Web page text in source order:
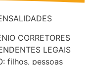
CORRETORES
LEGAIS
filhos, pessoas